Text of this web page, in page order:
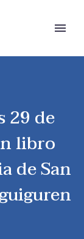
29 de
libro
de San